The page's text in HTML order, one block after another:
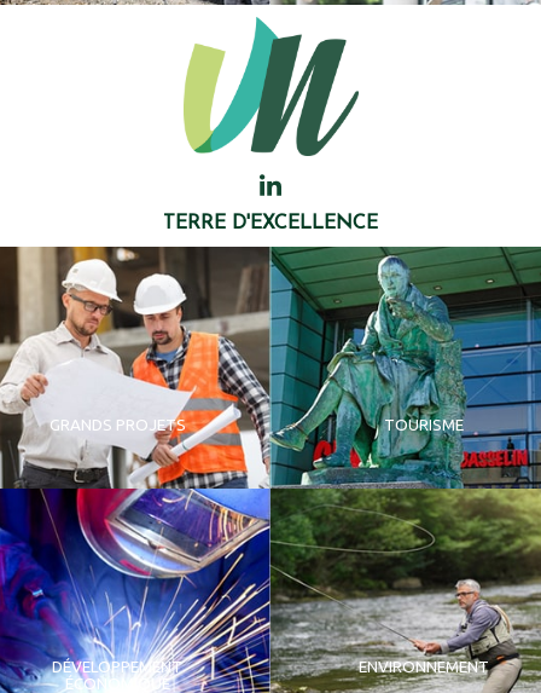
TERRE D'EXCELLENCE
GRANDS PROJETS TOURISME
DÉVELOPPEMENT
ÉCONOMIQUE
ENVIRONNEMENT